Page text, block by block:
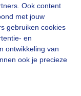
Ook content
met jouw
gebruiken cookies
en
ontwikkeling van
ook je precieze